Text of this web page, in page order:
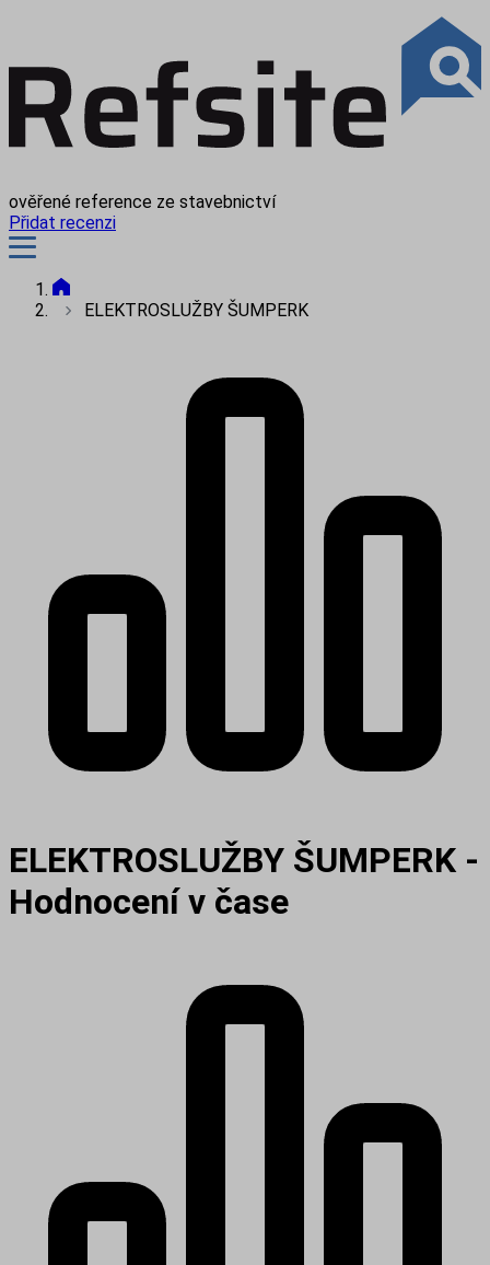
ověřené reference ze stavebnictví
Přidat recenzi
ELEKTROSLUŽBY ŠUMPERK
ELEKTROSLUŽBY ŠUMPERK -
Hodnocení v čase